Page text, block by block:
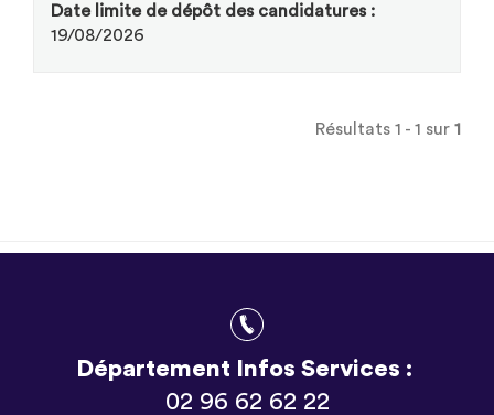
Date limite de dépôt des candidatures :
19/08/2026
Résultats 1 - 1 sur 1
Département Infos Services :
02 96 62 62 22